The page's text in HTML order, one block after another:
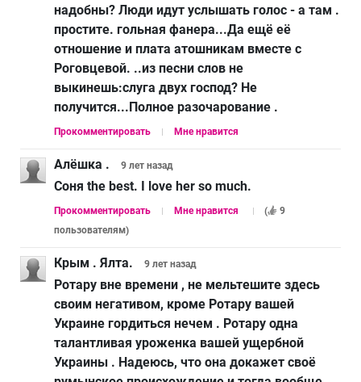
надобны? Люди идут услышать голос - а там .
простите. гольная фанера...Да ещё её
отношение и плата атошникам вместе с
Роговцевой. ..из песни слов не
выкинешь:слуга двух господ? Не
получится...Полное разочарование .
Прокомментировать Мне нравится
Алёшка . 9 лет назад
Соня the best. I love her so much.
Прокомментировать Мне нравится (
9
пользователям)
Крым . Ялта. 9 лет назад
Ротару вне времени , не мельтешите здесь
своим негативом, кроме Ротару вашей
Украине гордиться нечем . Ротару одна
талантливая уроженка вашей ущербной
Украины . Надеюсь, что она докажет своё